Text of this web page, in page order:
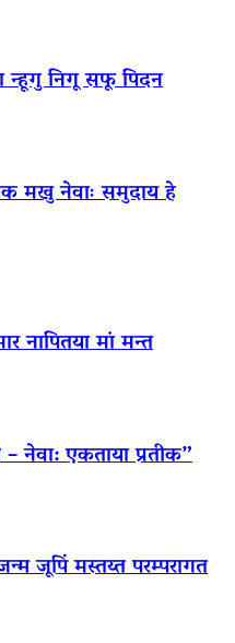
न्हूगु निगू सफू पिदन
मखु नेवाः समुदाय हे
नापितया मां मन्त
नेवा: एकताया प्रतीक”
जूपिं मस्तय्त परम्परागत